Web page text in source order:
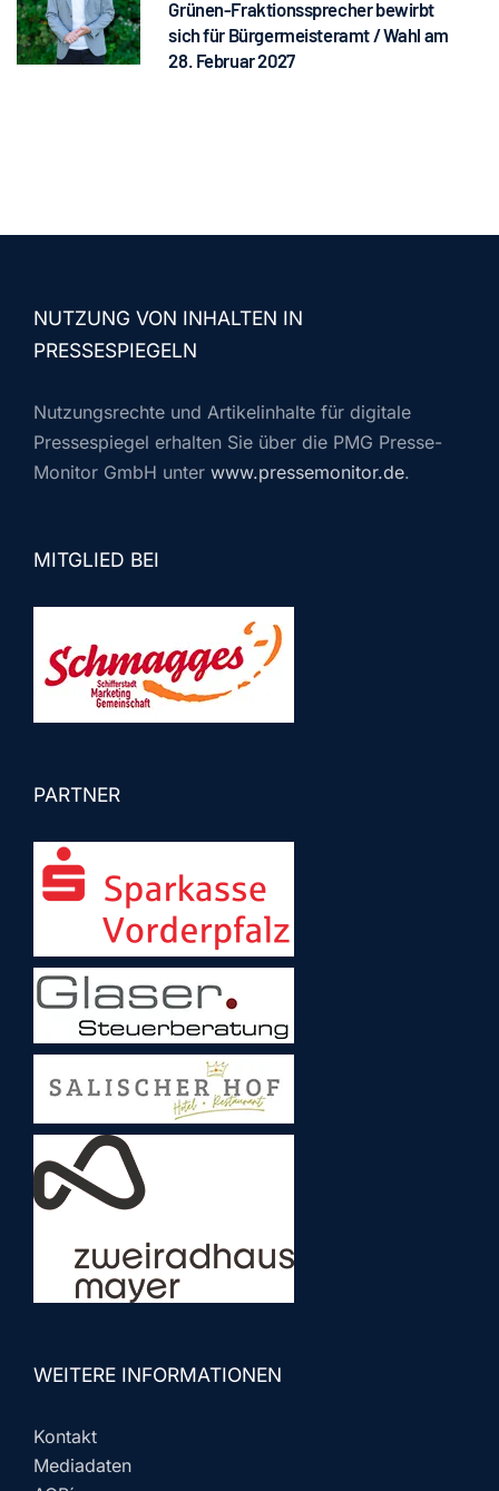
Grünen-Fraktionssprecher bewirbt
sich für Bürgermeisteramt / Wahl am
28. Februar 2027
NUTZUNG VON INHALTEN IN
PRESSESPIEGELN
Nutzungsrechte und Artikelinhalte für digitale
Pressespiegel erhalten Sie über die PMG Presse-
Monitor GmbH unter www.pressemonitor.de.
MITGLIED BEI
PARTNER
WEITERE INFORMATIONEN
Kontakt
Mediadaten